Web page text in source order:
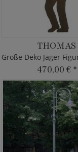
THOMAS
470,00 € *